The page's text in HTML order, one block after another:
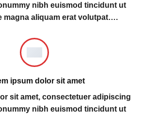
nibh euismod tincidunt ut
magna aliquam erat volutpat….
ipsum dolor sit amet
sit amet, consectetuer adipiscing
nibh euismod tincidunt ut